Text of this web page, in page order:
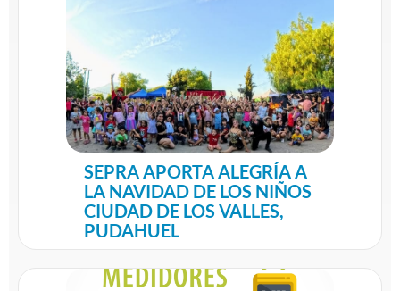
SEPRA APORTA ALEGRÍA A
LA NAVIDAD DE LOS NIÑOS
CIUDAD DE LOS VALLES,
PUDAHUEL